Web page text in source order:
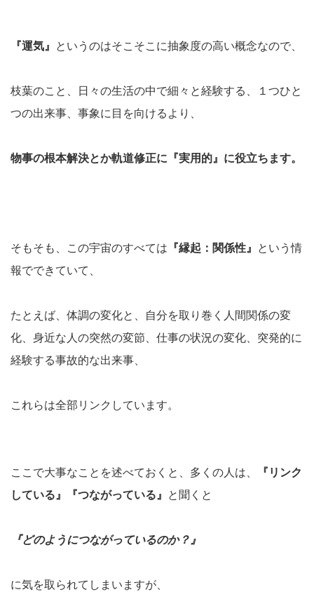
『運気』 というのはそこそこに抽象度の高い概念なので、
枝葉のこと、日々の生活の中で細々と経験する、１つひと
つの出来事、事象に目を向けるより、
物事の根本解決とか軌道修正に『実用的』に役立ちます。
そもそも、この宇宙のすべては 『縁起：関係性』
という情
報でできていて、
たとえば、体調の変化と、自分を取り巻く人間関係の変
化、身近な人の突然の変節、仕事の状況の変化、突発的に
経験する事故的な出来事、
これらは全部リンクしています。
ここで大事なことを述べておくと、多くの人は、
『リンク
している』『つながっている』
と聞くと
『どのようにつながっているのか？』
に気を取られてしまいますが、